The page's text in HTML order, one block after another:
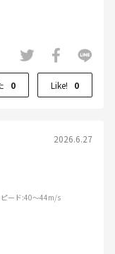
0 Like! 0
2026.6.27
ード:40～44m/s